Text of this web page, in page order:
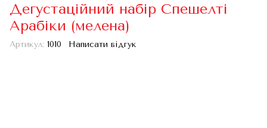
Дегустаційний набір Спешелті
Арабіки (мелена)
Артикул: 1010 Написати відгук